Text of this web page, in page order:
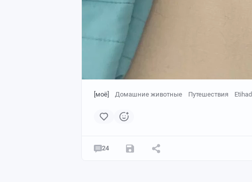
[моё] Домашние животные Путешествия Etihad
24